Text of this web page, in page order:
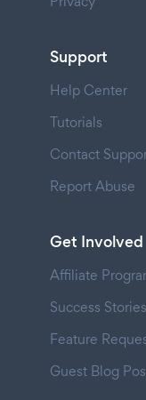
Support
Help Center
Tutorials
Contact
Report Abuse
Get Involved
Affiliate
Success Stories
Feature
Guest Blog